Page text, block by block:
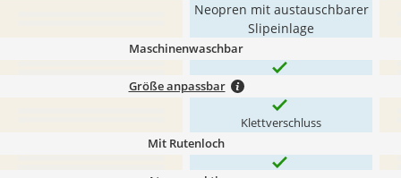
Neopren mit austauschbarer
Slipeinlage
Maschinenwaschbar
Größe anpassbar
Klettverschluss
Mit Rutenloch